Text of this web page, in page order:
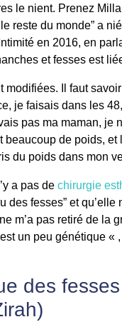
le nient. Prenez
reste du monde” a
en 2016, en
et fesses est
Il faut
je faisais dans les
pas ma maman, je
de poids,
du poids dans mon
a pas de chirurgie
fesses” et qu’elle
m’a pas retiré de la
un peu génétique
des